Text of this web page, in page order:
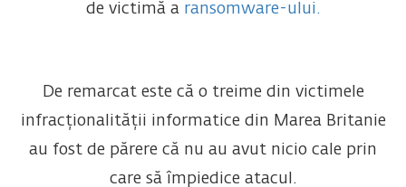
de victimă a ransomware-ului.
De remarcat este că o treime din victimele
infracționalității informatice din Marea Britanie
au fost de părere că nu au avut nicio cale prin
care să împiedice atacul.